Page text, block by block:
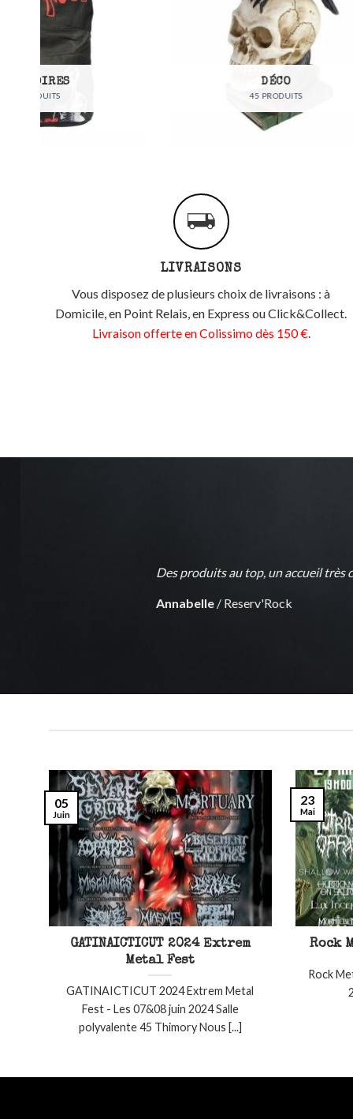
LIVRAISONS
Vous disposez de plusieurs choix de livraisons : à
Domicile, en Point Relais, en Express ou Click&Collect.
Livraison offerte en Colissimo dès 150 €.
à consommer sans modération !!
GATINAICTICUT 2024 Extrem
Metal Fest
GATINAICTICUT 2024 Extrem Metal
Fest - Les 07&08 juin 2024 Salle
polyvalente 45 Thimory Nous [...]
05
Juin
Rock
Rock
23
Mai